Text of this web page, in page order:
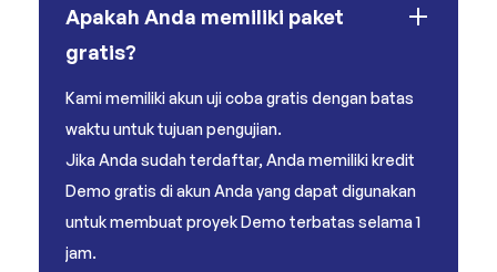
Apakah Anda memiliki paket
gratis?
Kami memiliki akun uji coba gratis dengan batas
waktu untuk tujuan pengujian.
Jika Anda sudah terdaftar, Anda memiliki kredit
Demo gratis di akun Anda yang dapat digunakan
untuk membuat proyek Demo terbatas selama 1
jam.